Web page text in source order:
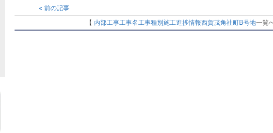
« 前の記事
【 内部工事工事名工事種別 施工進捗情報西賀茂角社町B号地一覧